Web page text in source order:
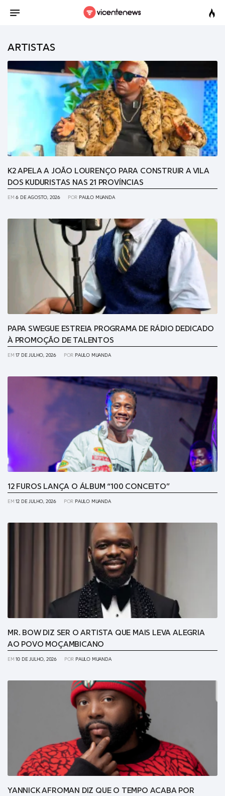
ARTISTAS
K2 APELA A JOÃO LOURENÇO PARA CONSTRUIR A VILA
DOS KUDURISTAS NAS 21 PROVÍNCIAS
EM6 DE AGOSTO, 2026 POR PAULO MUANDA
PAPA SWEGUE ESTREIA PROGRAMA DE RÁDIO DEDICADO
À PROMOÇÃO DE TALENTOS
EM17 DE JULHO, 2026 POR PAULO MUANDA
12 FUROS LANÇA O ÁLBUM “100 CONCEITO”
EM12 DE JULHO, 2026 POR PAULO MUANDA
MR. BOW DIZ SER O ARTISTA QUE MAIS LEVA ALEGRIA
AO POVO MOÇAMBICANO
EM10 DE JULHO, 2026 POR PAULO MUANDA
YANNICK AFROMAN DIZ QUE O TEMPO ACABA POR